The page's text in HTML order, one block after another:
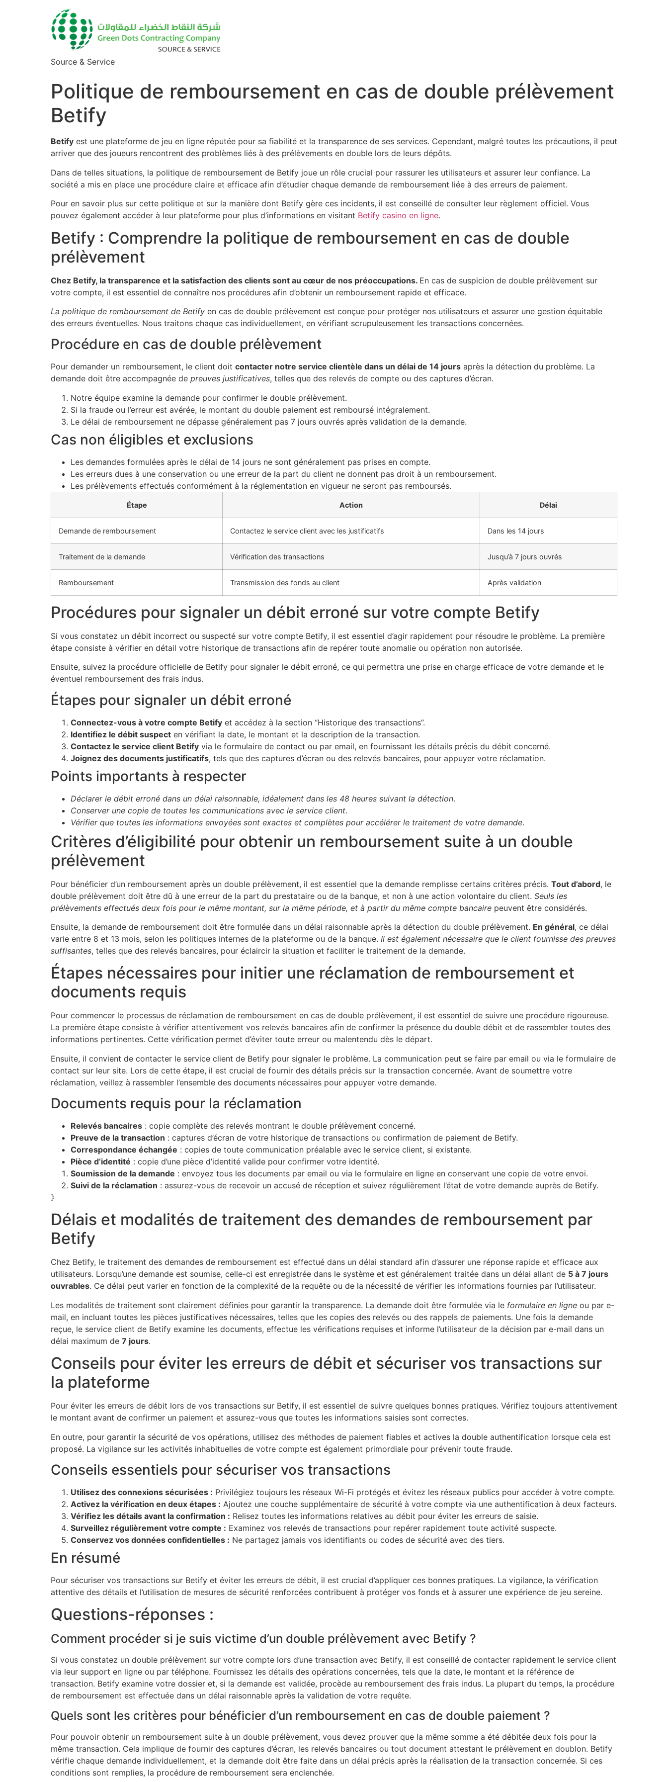
Source & Service
Politique de remboursement en cas de double prélèvement
Betify
Betify est une plateforme de jeu en ligne réputée pour sa fiabilité et la transparence de ses services. Cependant, malgré toutes les précautions, il peut
arriver que des joueurs rencontrent des problèmes liés à des prélèvements en double lors de leurs dépôts.
Dans de telles situations, la politique de remboursement de Betify joue un rôle crucial pour rassurer les utilisateurs et assurer leur confiance. La
société a mis en place une procédure claire et efficace afin d’étudier chaque demande de remboursement liée à des erreurs de paiement.
Pour en savoir plus sur cette politique et sur la manière dont Betify gère ces incidents, il est conseillé de consulter leur règlement officiel. Vous
pouvez également accéder à leur plateforme pour plus d’informations en visitant Betify casino en ligne.
Betify : Comprendre la politique de remboursement en cas de double
prélèvement
Chez Betify, la transparence et la satisfaction des clients sont au cœur de nos préoccupations. En cas de suspicion de double prélèvement sur
votre compte, il est essentiel de connaître nos procédures afin d’obtenir un remboursement rapide et efficace.
La politique de remboursement de Betify en cas de double prélèvement est conçue pour protéger nos utilisateurs et assurer une gestion équitable
des erreurs éventuelles. Nous traitons chaque cas individuellement, en vérifiant scrupuleusement les transactions concernées.
Procédure en cas de double prélèvement
Pour demander un remboursement, le client doit contacter notre service clientèle dans un délai de 14 jours après la détection du problème. La
demande doit être accompagnée de preuves justificatives, telles que des relevés de compte ou des captures d’écran.
Notre équipe examine la demande pour confirmer le double prélèvement.
Si la fraude ou l’erreur est avérée, le montant du double paiement est remboursé intégralement.
Le délai de remboursement ne dépasse généralement pas 7 jours ouvrés après validation de la demande.
Cas non éligibles et exclusions
Les demandes formulées après le délai de 14 jours ne sont généralement pas prises en compte.
Les erreurs dues à une conservation ou une erreur de la part du client ne donnent pas droit à un remboursement.
Les prélèvements effectués conformément à la réglementation en vigueur ne seront pas remboursés.
Étape Action Délai
Demande de remboursement Contactez le service client avec les justificatifs Dans les 14 jours
Traitement de la demande Vérification des transactions Jusqu’à 7 jours ouvrés
Remboursement Transmission des fonds au client Après validation
Procédures pour signaler un débit erroné sur votre compte Betify
Si vous constatez un débit incorrect ou suspecté sur votre compte Betify, il est essentiel d’agir rapidement pour résoudre le problème. La première
étape consiste à vérifier en détail votre historique de transactions afin de repérer toute anomalie ou opération non autorisée.
Ensuite, suivez la procédure officielle de Betify pour signaler le débit erroné, ce qui permettra une prise en charge efficace de votre demande et le
éventuel remboursement des frais indus.
Étapes pour signaler un débit erroné
Connectez-vous à votre compte Betify et accédez à la section “Historique des transactions”.
Identifiez le débit suspect en vérifiant la date, le montant et la description de la transaction.
Contactez le service client Betify via le formulaire de contact ou par email, en fournissant les détails précis du débit concerné.
Joignez des documents justificatifs, tels que des captures d’écran ou des relevés bancaires, pour appuyer votre réclamation.
Points importants à respecter
Déclarer le débit erroné dans un délai raisonnable, idéalement dans les 48 heures suivant la détection.
Conserver une copie de toutes les communications avec le service client.
Vérifier que toutes les informations envoyées sont exactes et complètes pour accélérer le traitement de votre demande.
Critères d’éligibilité pour obtenir un remboursement suite à un double
prélèvement
Pour bénéficier d’un remboursement après un double prélèvement, il est essentiel que la demande remplisse certains critères précis. Tout d’abord, le
double prélèvement doit être dû à une erreur de la part du prestataire ou de la banque, et non à une action volontaire du client. Seuls les
prélèvements effectués deux fois pour le même montant, sur la même période, et à partir du même compte bancaire peuvent être considérés.
Ensuite, la demande de remboursement doit être formulée dans un délai raisonnable après la détection du double prélèvement. En général, ce délai
varie entre 8 et 13 mois, selon les politiques internes de la plateforme ou de la banque. Il est également nécessaire que le client fournisse des preuves
suffisantes, telles que des relevés bancaires, pour éclaircir la situation et faciliter le traitement de la demande.
Étapes nécessaires pour initier une réclamation de remboursement et
documents requis
Pour commencer le processus de réclamation de remboursement en cas de double prélèvement, il est essentiel de suivre une procédure rigoureuse.
La première étape consiste à vérifier attentivement vos relevés bancaires afin de confirmer la présence du double débit et de rassembler toutes des
informations pertinentes. Cette vérification permet d’éviter toute erreur ou malentendu dès le départ.
Ensuite, il convient de contacter le service client de Betify pour signaler le problème. La communication peut se faire par email ou via le formulaire de
contact sur leur site. Lors de cette étape, il est crucial de fournir des détails précis sur la transaction concernée. Avant de soumettre votre
réclamation, veillez à rassembler l’ensemble des documents nécessaires pour appuyer votre demande.
Documents requis pour la réclamation
Relevés bancaires : copie complète des relevés montrant le double prélèvement concerné.
Preuve de la transaction : captures d’écran de votre historique de transactions ou confirmation de paiement de Betify.
Correspondance échangée : copies de toute communication préalable avec le service client, si existante.
Pièce d’identité : copie d’une pièce d’identité valide pour confirmer votre identité.
Soumission de la demande : envoyez tous les documents par email ou via le formulaire en ligne en conservant une copie de votre envoi.
Suivi de la réclamation : assurez-vous de recevoir un accusé de réception et suivez régulièrement l’état de votre demande auprès de Betify.
》
Délais et modalités de traitement des demandes de remboursement par
Betify
Chez Betify, le traitement des demandes de remboursement est effectué dans un délai standard afin d’assurer une réponse rapide et efficace aux
utilisateurs. Lorsqu’une demande est soumise, celle-ci est enregistrée dans le système et est généralement traitée dans un délai allant de 5 à 7 jours
ouvrables. Ce délai peut varier en fonction de la complexité de la requête ou de la nécessité de vérifier les informations fournies par l’utilisateur.
Les modalités de traitement sont clairement définies pour garantir la transparence. La demande doit être formulée via le formulaire en ligne ou par e-
mail, en incluant toutes les pièces justificatives nécessaires, telles que les copies des relevés ou des rappels de paiements. Une fois la demande
reçue, le service client de Betify examine les documents, effectue les vérifications requises et informe l’utilisateur de la décision par e-mail dans un
délai maximum de 7 jours.
Conseils pour éviter les erreurs de débit et sécuriser vos transactions sur
la plateforme
Pour éviter les erreurs de débit lors de vos transactions sur Betify, il est essentiel de suivre quelques bonnes pratiques. Vérifiez toujours attentivement
le montant avant de confirmer un paiement et assurez-vous que toutes les informations saisies sont correctes.
En outre, pour garantir la sécurité de vos opérations, utilisez des méthodes de paiement fiables et actives la double authentification lorsque cela est
proposé. La vigilance sur les activités inhabituelles de votre compte est également primordiale pour prévenir toute fraude.
Conseils essentiels pour sécuriser vos transactions
Utilisez des connexions sécurisées : Privilégiez toujours les réseaux Wi-Fi protégés et évitez les réseaux publics pour accéder à votre compte.
Activez la vérification en deux étapes : Ajoutez une couche supplémentaire de sécurité à votre compte via une authentification à deux facteurs.
Vérifiez les détails avant la confirmation : Relisez toutes les informations relatives au débit pour éviter les erreurs de saisie.
Surveillez régulièrement votre compte : Examinez vos relevés de transactions pour repérer rapidement toute activité suspecte.
Conservez vos données confidentielles : Ne partagez jamais vos identifiants ou codes de sécurité avec des tiers.
En résumé
Pour sécuriser vos transactions sur Betify et éviter les erreurs de débit, il est crucial d’appliquer ces bonnes pratiques. La vigilance, la vérification
attentive des détails et l’utilisation de mesures de sécurité renforcées contribuent à protéger vos fonds et à assurer une expérience de jeu sereine.
Questions-réponses :
Comment procéder si je suis victime d’un double prélèvement avec Betify ?
Si vous constatez un double prélèvement sur votre compte lors d’une transaction avec Betify, il est conseillé de contacter rapidement le service client
via leur support en ligne ou par téléphone. Fournissez les détails des opérations concernées, tels que la date, le montant et la référence de
transaction. Betify examine votre dossier et, si la demande est validée, procède au remboursement des frais indus. La plupart du temps, la procédure
de remboursement est effectuée dans un délai raisonnable après la validation de votre requête.
Quels sont les critères pour bénéficier d’un remboursement en cas de double paiement ?
Pour pouvoir obtenir un remboursement suite à un double prélèvement, vous devez prouver que la même somme a été débitée deux fois pour la
même transaction. Cela implique de fournir des captures d’écran, les relevés bancaires ou tout document attestant le prélèvement en doublon. Betify
vérifie chaque demande individuellement, et la demande doit être faite dans un délai précis après la réalisation de la transaction concernée. Si ces
conditions sont remplies, la procédure de remboursement sera enclenchée.